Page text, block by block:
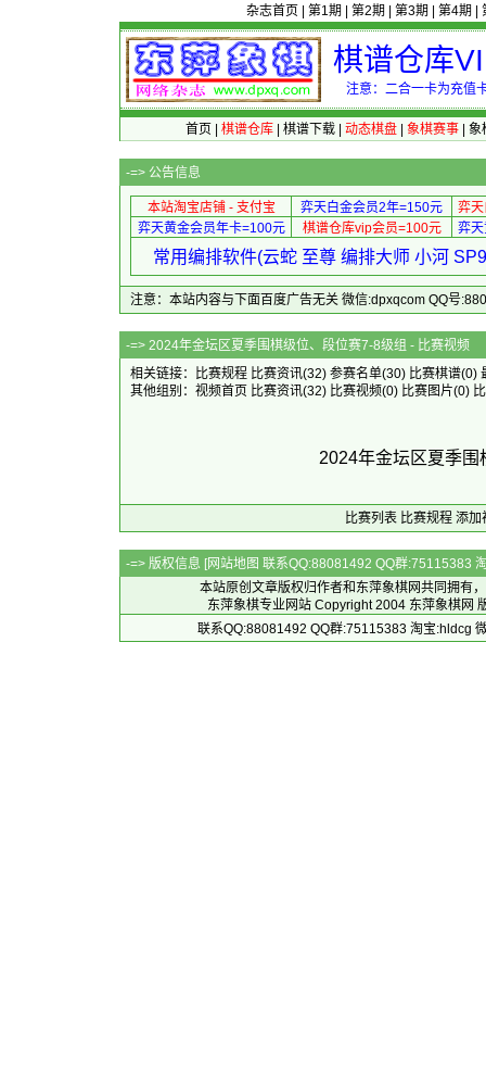
杂志首页 第1期 第2期 第3期 第4期
棋谱仓库
注意：二合一卡为充值
首页 棋谱仓库| 棋谱下载| 动态棋盘| 象棋赛事| 象
-=> 公告信息
本站淘宝店铺 - 支付宝 弈天白金会员2年=150元
弈
弈天黄金会员年卡=100元
棋谱仓库vip会员=100元 弈
常用编排软件(云蛇 至尊 编排大师 小河
注意：本站内容与下面百度广告无关 微信:dpxqcom QQ号
-=> 2024年金坛区夏季围棋级位
相关链接：
比赛规程 比赛资讯(32) 参赛名单(30) 比赛棋谱(0)
其他组别： 视频首页 比赛资讯(32) 比赛视频(0) 比赛图片(0)
2024年金坛区夏季围
比赛列表 比赛规程 添加
-=> 版权信息 [网站地图 联系QQ:88081492 QQ群:75115383
本站原创文章版权归作者和 东萍象棋网共同拥有
东萍象棋专业网站 Copyright 2004 东萍象棋网
联系QQ:88081492 QQ群:75115383 淘宝:hldcg